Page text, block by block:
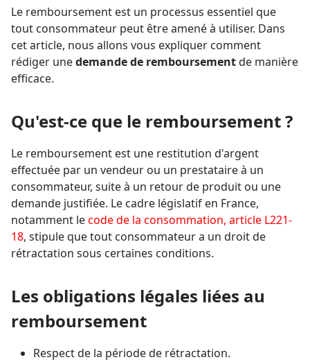
Le remboursement est un processus essentiel que
tout consommateur peut être amené à utiliser. Dans
cet article, nous allons vous expliquer comment
rédiger unedemande de remboursementde manière
efficace.
Qu'est-ce que le remboursement ?
Le remboursement est une restitution d'argent
effectuée par un vendeur ou un prestataire à un
consommateur, suite à un retour de produit ou une
demande justifiée. Le cadre législatif en France,
notamment lecode de la consommation, article L221-
18, stipule que tout consommateur a un droit de
rétractation sous certaines conditions.
Les obligations légales liées au
remboursement
Respect de la période de rétractation.